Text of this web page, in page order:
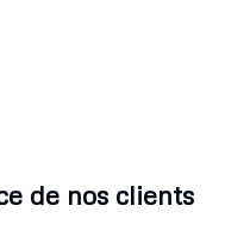
de nos clients